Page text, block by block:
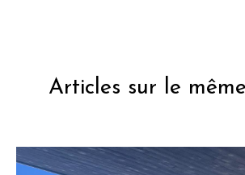
Articles sur le